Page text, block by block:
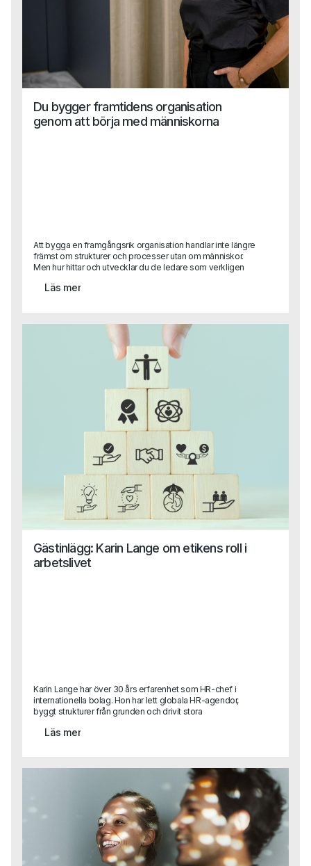
Du bygger framtidens organisation
genom att börja med människorna
Att bygga en framgångsrik organisation handlar inte längre
främst om strukturer och processer utan om människor.
Men hur hittar och utvecklar du de ledare som verkligen
delar en av Capas grundare Sara Heimer med sig av
Läs mer
Gästinlägg: Karin Lange om etikens roll i
arbetslivet
Karin Lange har över 30 års erfarenhet som HR-chef i
internationella bolag. Hon har lett globala HR-agendor,
byggt strukturer från grunden och drivit stora
reflektioner kring ett ämne som är mer aktuellt än
ledarskap, kultur och individuella beslut den etiska
kompassen i ett företag? Och vilken roll spelar egentligen
Läs mer